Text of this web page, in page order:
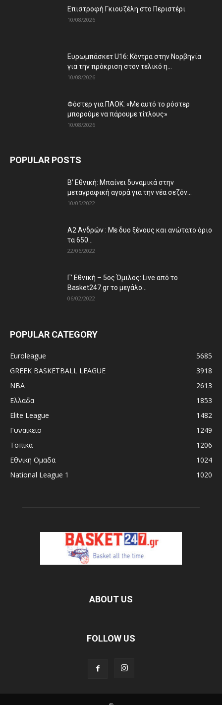
Επιστροφή Γκιουζέλη στο Περιστέρι
10/08/2026
Ευρωμπάσκετ U16: Κόντρα στην Νορβηγία
για την πρόκριση στον τελικό η...
10/08/2026
Φόστερ για ΠΑΟΚ: «Με αυτό το ρόστερ
μπορούμε να πάρουμε τίτλους»
10/08/2026
POPULAR POSTS
Β’ Εθνική: Μπαίνει δυναμικά στην
μεταγραφική αγορά για την νέα σεζόν...
10/05/2022
Α2 Ανδρών : Με δυο ξένους και ανώτατο όριο
τα 650...
22/06/2022
Γ’ Εθνική – 5ος Όμιλος: Live από το
Basket247.gr το μεγάλο...
06/02/2022
POPULAR CATEGORY
Euroleague
5685
GREEK BASKETBALL LEAGUE
3918
NBA
2613
Ελλαδα
1853
Elite League
1482
Γυναικειο
1249
Τοπικα
1206
Εθνικη Ομαδα
1024
National League 1
1020
ABOUT US
FOLLOW US